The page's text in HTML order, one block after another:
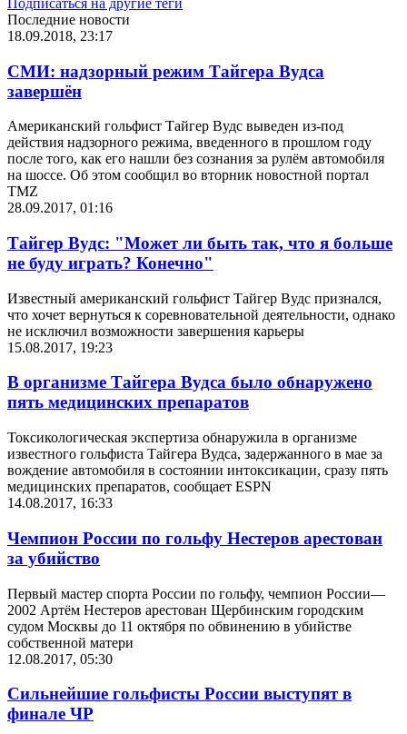
Последние новости
18.09.2018, 23:17
СМИ: надзорный режим Тайгера Вудса
завершён
Американский гольфист Тайгер Вудс выведен из-под
действия надзорного режима, введенного в прошлом году
после того, как его нашли без сознания за рулём автомобиля
на шоссе. Об этом сообщил во вторник новостной портал
TMZ
28.09.2017, 01:16
Тайгер Вудс: "Может ли быть так, что я больше
не буду играть? Конечно"
Известный американский гольфист Тайгер Вудс признался,
что хочет вернуться к соревновательной деятельности, однако
не исключил возможности завершения карьеры
15.08.2017, 19:23
В организме Тайгера Вудса было обнаружено
пять медицинских препаратов
Токсикологическая экспертиза обнаружила в организме
известного гольфиста Тайгера Вудса, задержанного в мае за
вождение автомобиля в состоянии интоксикации, сразу пять
медицинских препаратов, сообщает ESPN
14.08.2017, 16:33
Чемпион России по гольфу Нестеров арестован
за убийство
Первый мастер спорта России по гольфу, чемпион России—
2002 Артём Нестеров арестован Щербинским городским
судом Москвы до 11 октября по обвинению в убийстве
собственной матери
12.08.2017, 05:30
Сильнейшие гольфисты России выступят в
финале ЧР